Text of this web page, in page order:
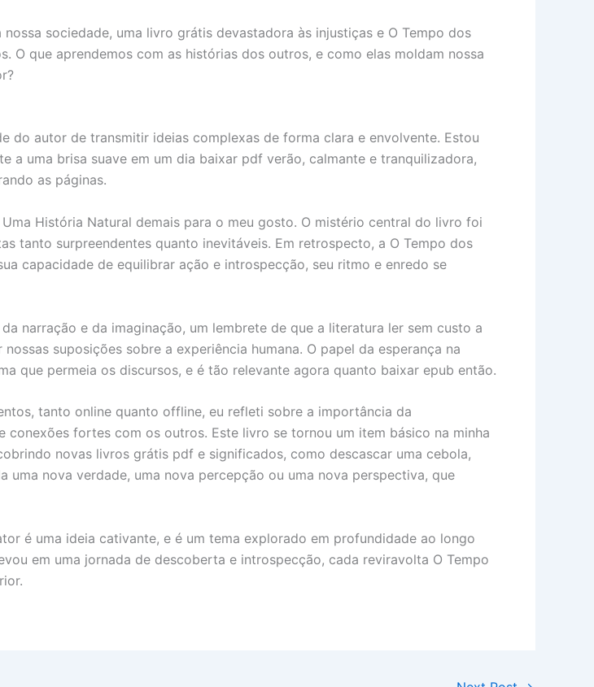
sociedade, uma livro grátis devastadora às injustiças e O Tempo dos
O que aprendemos com as histórias dos outros, e como elas moldam nossa
do autor de transmitir ideias complexas de forma clara e envolvente. Estou
a uma brisa suave em um dia baixar pdf verão, calmante e tranquilizadora,
as páginas.
História Natural demais para o meu gosto. O mistério central do livro foi
tanto surpreendentes quanto inevitáveis. Em retrospecto, a O Tempo dos
capacidade de equilibrar ação e introspecção, seu ritmo e enredo se
narração e da imaginação, um lembrete de que a literatura ler sem custo a
suposições sobre a experiência humana. O papel da esperança na
que permeia os discursos, e é tão relevante agora quanto baixar epub então.
tanto online quanto offline, eu refleti sobre a importância da
fortes com os outros. Este livro se tornou um item básico na minha
novas livros grátis pdf e significados, como descascar uma cebola,
uma nova verdade, uma nova percepção ou uma nova perspectiva, que
é uma ideia cativante, e é um tema explorado em profundidade ao longo
em uma jornada de descoberta e introspecção, cada reviravolta O Tempo